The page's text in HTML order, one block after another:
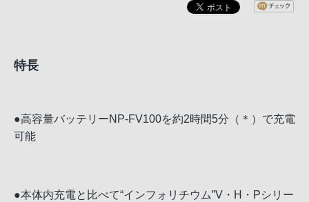
特長
●高容量バッテリーNP-FV100を約2時間5分（＊）で充電
可能
●本体内充電と比べて“インフォリチウム”V・H・Pシリー